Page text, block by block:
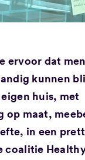
ervoor dat
kunnen
huis, met
op maat,
in een
coalitie